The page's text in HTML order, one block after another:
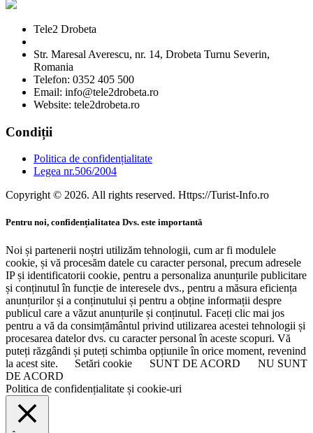
Tele2 Drobeta
Str. Maresal Averescu, nr. 14, Drobeta Turnu Severin,
Romania
Telefon: 0352 405 500
Email: info@tele2drobeta.ro
Website: tele2drobeta.ro
Condiții
Politica de confidențialitate
Legea nr.506/2004
Copyright © 2026. All rights reserved. Https://Turist-Info.ro
Pentru noi, confidențialitatea Dvs. este importantă
Noi și partenerii noștri utilizăm tehnologii, cum ar fi modulele
cookie, și vă procesăm datele cu caracter personal, precum adresele
IP și identificatorii cookie, pentru a personaliza anunțurile publicitare
și conținutul în funcție de interesele dvs., pentru a măsura eficiența
anunțurilor și a conținutului și pentru a obține informații despre
publicul care a văzut anunțurile și conținutul. Faceți clic mai jos
pentru a vă da consimțământul privind utilizarea acestei tehnologii și
procesarea datelor dvs. cu caracter personal în aceste scopuri. Vă
puteți răzgândi și puteți schimba opțiunile în orice moment, revenind
la acest site.
Setări cookie SUNT DE ACORD
NU SUNT
DE ACORD
Politica de confidențialitate și cookie-uri